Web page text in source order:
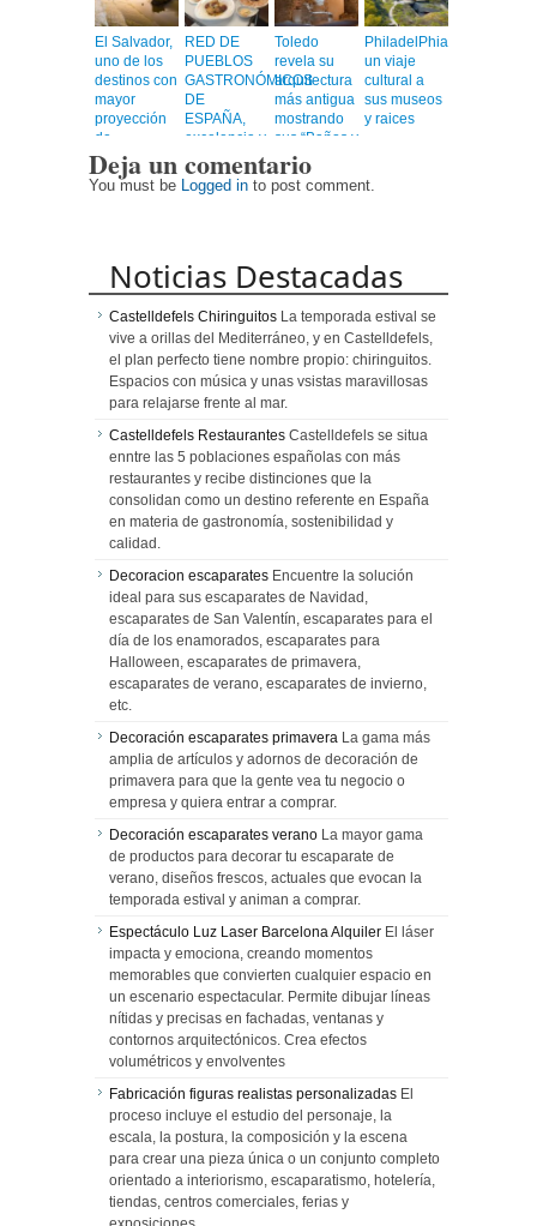
El Salvador,
uno de los
destinos con
mayor
proyección
de
Centroamérica
RED DE
PUEBLOS
GASTRONÓMICOS
DE
ESPAÑA,
excelencia y
un viaje
emocionante
Toledo
revela su
arquitectura
más antigua
mostrando
sus “Baños y
Mezquitas”
PhiladelPhia,
un viaje
cultural a
sus museos
y raices
Deja un comentario
You must be Logged in to post comment.
Noticias Destacadas
Castelldefels Chiringuitos La temporada estival se
vive a orillas del Mediterráneo, y en Castelldefels,
el plan perfecto tiene nombre propio: chiringuitos.
Espacios con música y unas vsistas maravillosas
para relajarse frente al mar.
Castelldefels Restaurantes Castelldefels se situa
enntre las 5 poblaciones españolas con más
restaurantes y recibe distinciones que la
consolidan como un destino referente en España
en materia de gastronomía, sostenibilidad y
calidad.
Decoracion escaparates Encuentre la solución
ideal para sus escaparates de Navidad,
escaparates de San Valentín, escaparates para el
día de los enamorados, escaparates para
Halloween, escaparates de primavera,
escaparates de verano, escaparates de invierno,
etc.
Decoración escaparates primavera La gama más
amplia de artículos y adornos de decoración de
primavera para que la gente vea tu negocio o
empresa y quiera entrar a comprar.
Decoración escaparates verano La mayor gama
de productos para decorar tu escaparate de
verano, diseños frescos, actuales que evocan la
temporada estival y animan a comprar.
Espectáculo Luz Laser Barcelona Alquiler El láser
impacta y emociona, creando momentos
memorables que convierten cualquier espacio en
un escenario espectacular. Permite dibujar líneas
nítidas y precisas en fachadas, ventanas y
contornos arquitectónicos. Crea efectos
volumétricos y envolventes
Fabricación figuras realistas personalizadas El
proceso incluye el estudio del personaje, la
escala, la postura, la composición y la escena
para crear una pieza única o un conjunto completo
orientado a interiorismo, escaparatismo, hotelería,
tiendas, centros comerciales, ferias y